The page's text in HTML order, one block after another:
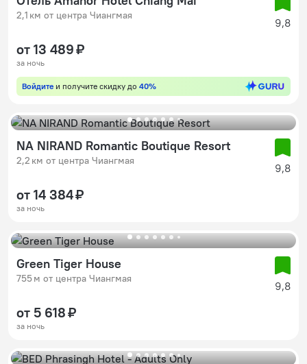
2,1 км от центра Чиангмая
9,8
от 13 489 ₽
за ночь
Войдите и получите скидку до 40%
NA NIRAND Romantic Boutique Resort
2,2 км от центра Чиангмая
9,8
от 14 384 ₽
за ночь
Green Tiger House
755 м от центра Чиангмая
9,8
от 5 618 ₽
за ночь